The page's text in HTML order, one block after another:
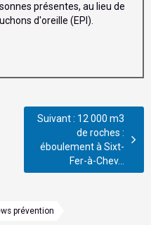
présentes, au lieu de
d'oreille (EPI).
Suivant : 12 000 m3
de roches :
éboulement à Sixt-
Fer-à-Chev...
prévention